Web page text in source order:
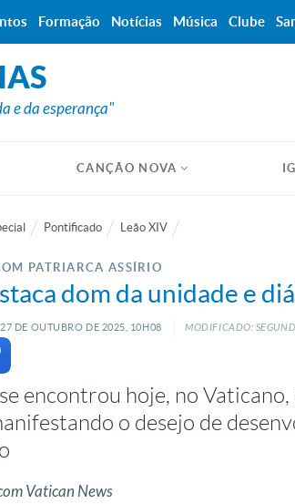
e da esperança"
CANÇÃO NOVA
Pontificado Leão XIV
PATRIARCA ASSÍRIO
dom da unidade e
DE OUTUBRO DE 2025, 10H08 MODIFICADO:
encontrou hoje, no
o desejo de
Vatican News
Formação Notícias Música Clube